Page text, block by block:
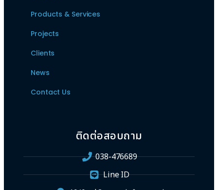
Products & Services
Projects
Clients
News
Contact Us
ติดต่อสอบถาม
038-476689
Line ID